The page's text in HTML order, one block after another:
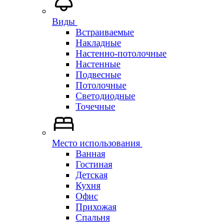
Виды
Встраиваемые
Накладные
Настенно-потолочные
Настенные
Подвесные
Потолочные
Светодиодные
Точечные
Место использования
Ванная
Гостиная
Детская
Кухня
Офис
Прихожая
Спальня